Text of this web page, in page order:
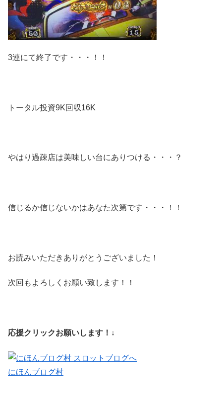
3連にて終了です・・・！！
トータル投資9K回収16K
やはり過疎店は美味しい台にありつける・・・？
信じるか信じないかはあなた次第です・・・！！
お読みいただきありがとうございました！
次回もよろしくお願い致します！！
応援クリックお願いします！↓
にほんブログ村